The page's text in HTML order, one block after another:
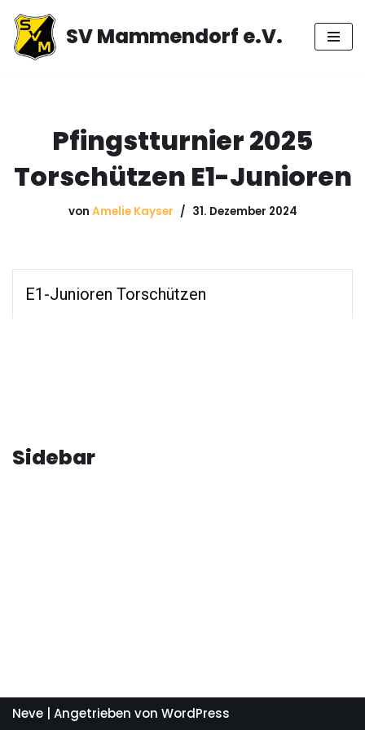
Zum
Inhalt
SV Mammendorf e.V.
Pfingstturnier 2025
Torschützen E1-Junioren
von Amelie Kayser 31. Dezember 2024
E1-Junioren Torschützen
Sidebar
Neve | Angetrieben von WordPress